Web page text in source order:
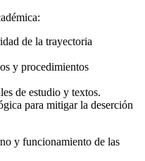
de la trayectoria
y procedimientos
de estudio y textos.
para mitigar la deserción
y funcionamiento de las